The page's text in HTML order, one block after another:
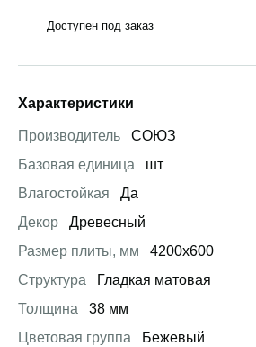
Доступен под заказ
Характеристики
Производитель
СОЮЗ
Базовая единица
шт
Влагостойкая
Да
Декор
Древесный
Размер плиты, мм
4200х600
Структура
Гладкая матовая
Толщина
38 мм
Цветовая группа
Бежевый